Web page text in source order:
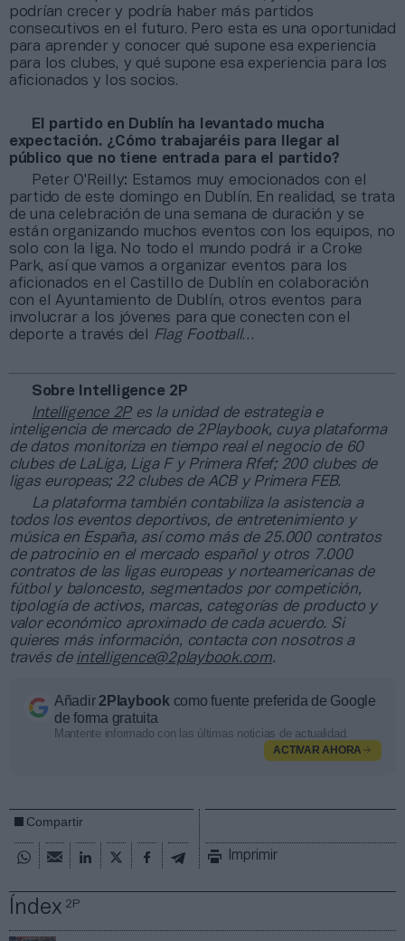
Índex2P
podrían crecer y podría haber más partidos
consecutivos en el futuro. Pero esta es una oportunidad
para aprender y conocer qué supone esa experiencia
para los clubes, y qué supone esa experiencia para los
aficionados y los socios.
El partido en Dublín ha levantado mucha
expectación. ¿Cómo trabajaréis para llegar al
público que no tiene entrada para el partido?
Peter O'Reilly: Estamos muy emocionados con el
partido de este domingo en Dublín. En realidad, se trata
de una celebración de una semana de duración y se
están organizando muchos eventos con los equipos, no
solo con la liga. No todo el mundo podrá ir a Croke
Park, así que vamos a organizar eventos para los
aficionados en el Castillo de Dublín en colaboración
con el Ayuntamiento de Dublín, otros eventos para
involucrar a los jóvenes para que conecten con el
deporte a través del
Flag Football…
Sobre Intelligence 2P
Intelligence 2Pes la unidad de estrategia e
inteligencia de mercado de 2Playbook, cuya plataforma
de datos monitoriza en tiempo real el negocio de 60
clubes de LaLiga, Liga F y Primera Rfef; 200 clubes de
ligas europeas; 22 clubes de ACB y Primera FEB.
La plataforma también contabiliza la asistencia a
todos los eventos deportivos, de entretenimiento y
música en España, así como más de 25.000 contratos
de patrocinio en el mercado español y otros 7.000
contratos de las ligas europeas y norteamericanas de
fútbol y baloncesto, segmentados por competición,
tipología de activos, marcas, categorías de producto y
valor económico aproximado de cada acuerdo. Si
quieres más información, contacta con nosotros a
través de intelligence@2playbook.com.
Añadir2Playbook como fuente preferida de Google
de forma gratuita
Mantente informado con las últimas noticias de actualidad.
ACTIVAR AHORA
Compartir
Imprimir